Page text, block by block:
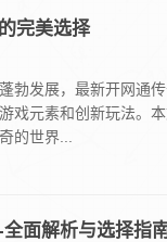
完美选择
勃发展，最新开网通
戏元素和创新玩法。
的世界...
面解析与选择指